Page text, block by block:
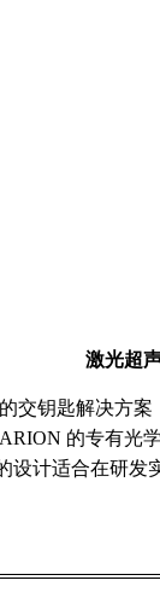
激光超
钥匙解决方
的专有
计适合在研